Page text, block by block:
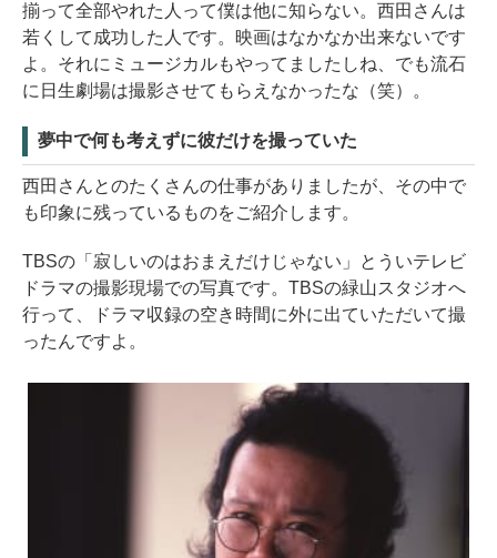
揃って全部やれた人って僕は他に知らない。西田さんは
若くして成功した人です。映画はなかなか出来ないです
よ。それにミュージカルもやってましたしね、でも流石
に日生劇場は撮影させてもらえなかったな（笑）。
夢中で何も考えずに彼だけを撮っていた
西田さんとのたくさんの仕事がありましたが、その中で
も印象に残っているものをご紹介します。
TBSの「寂しいのはおまえだけじゃない」とういテレビ
ドラマの撮影現場での写真です。TBSの緑山スタジオへ
行って、ドラマ収録の空き時間に外に出ていただいて撮
ったんですよ。